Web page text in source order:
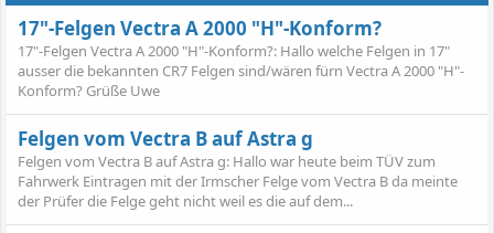
17"-Felgen Vectra A 2000 "H"-Konform?
17"-Felgen Vectra A 2000 "H"-Konform?: Hallo welche Felgen in 17"
ausser die bekannten CR7 Felgen sind/wären fürn Vectra A 2000 "H"-
Konform? Grüße Uwe
Felgen vom Vectra B auf Astra g
Felgen vom Vectra B auf Astra g: Hallo war heute beim TÜV zum
Fahrwerk Eintragen mit der Irmscher Felge vom Vectra B da meinte
der Prüfer die Felge geht nicht weil es die auf dem...